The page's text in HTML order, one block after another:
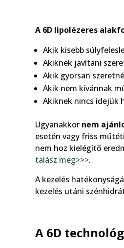
A 6D lipolézeres
Akik kisebb
Akiknek javítani
Akik gyorsan
Akik nem kívánnak
Akiknek nincs idejük
Ugyanakkor nem
esetén vagy friss
nem hoz kielégítő
talász meg>>>.
A kezelés
kezelés utáni
A 6D